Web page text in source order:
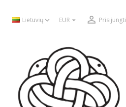
Lietuvių EUR   Prisijungti